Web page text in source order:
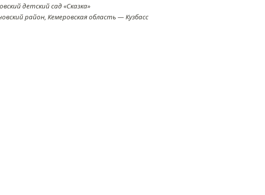
детский сад «Сказка»
район, Кемеровская область — Кузбасс